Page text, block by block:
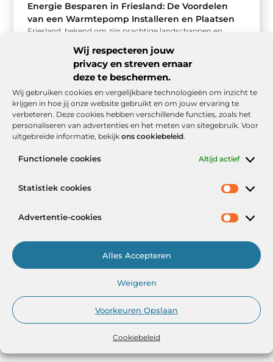
Wij respecteren jouw
privacy en streven ernaar
deze te beschermen.
Wij gebruiken cookies en vergelijkbare technologieën om inzicht te
krijgen in hoe jij onze website gebruikt en om jouw ervaring te
verbeteren. Deze cookies hebben verschillende functies, zoals het
personaliseren van advertenties en het meten van sitegebruik. Voor
uitgebreide informatie, bekijk ons cookiebeleid.
Functionele cookies Altijd actief
Statistiek cookies
Advertentie-cookies
Alles Accepteren
Weigeren
Voorkeuren Opslaan
Cookiebeleid
Energie Besparen in Friesland: De Voordelen
van een Warmtepomp Installeren en Plaatsen
Friesland, bekend om zijn prachtige landschappen en
duurzaamheid en energie-efficiëntie. Een ...
Het Portaal voor Inzichten en Inspiratie
— AdviesPortal.nl verzamelt de beste blogs en artikelen om jou te
helpen groeien. Ontdek, leer en laat je inspireren!
www.adviesportal.nl.All Right Reserved.
Onze informatie